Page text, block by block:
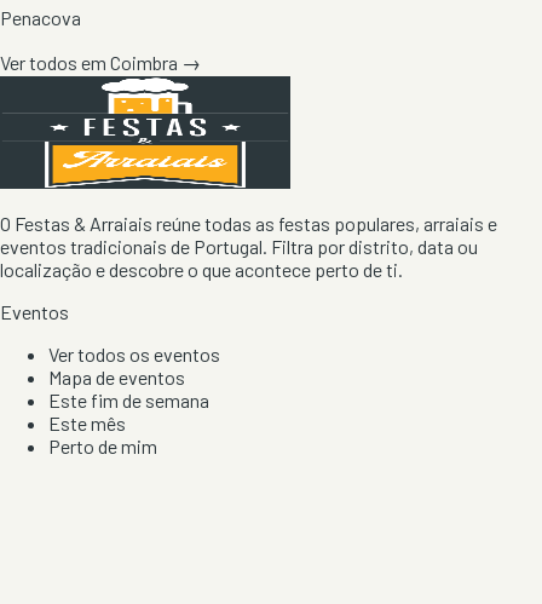
Penacova
Ver todos em Coimbra →
O Festas & Arraiais reúne todas as festas populares, arraiais e
eventos tradicionais de Portugal. Filtra por distrito, data ou
localização e descobre o que acontece perto de ti.
Eventos
Ver todos os eventos
Mapa de eventos
Este fim de semana
Este mês
Perto de mim